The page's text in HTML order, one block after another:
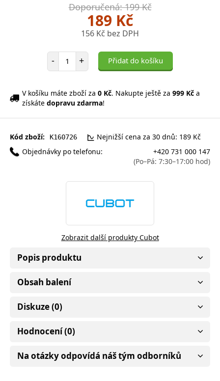
Doporučená: 199 Kč
189 Kč
156 Kč bez DPH
- Počet položek
+ Přidat do košíku
V košíku máte zboží za 0 Kč. Nakupte ještě za 999 Kč a
získáte dopravu zdarma!
Kód zboží: K160726
Nejnižší cena za 30 dnů: 189 Kč
Objednávky po telefonu:
+420 731 000 147
(Po–Pá: 7:30–17:00 hod)
Zobrazit další produkty Cubot
Popis produktu
Obsah balení
Diskuze (0)
Hodnocení (0)
Na otázky odpovídá náš tým odborníků